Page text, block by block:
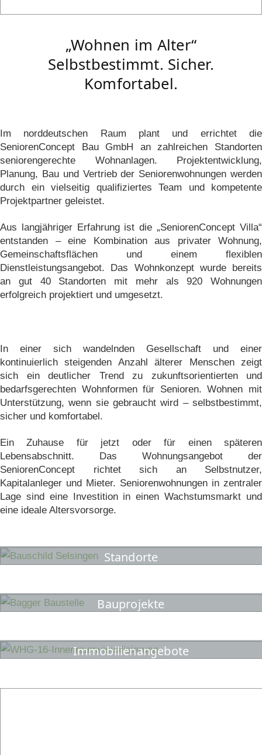
„Wohnen im Alter“
Selbstbestimmt. Sicher.
Komfortabel.
Im norddeutschen Raum plant und errichtet die
SeniorenConcept Bau GmbH an zahlreichen Standorten
seniorengerechte Wohnanlagen. Projektentwicklung,
Planung, Bau und Vertrieb der Seniorenwohnungen werden
durch ein vielseitig qualifiziertes Team und kompetente
Projektpartner geleistet.
Aus langjähriger Erfahrung ist die „SeniorenConcept Villa“
entstanden – eine Kombination aus privater Wohnung,
Gemeinschaftsflächen und einem flexiblen
Dienstleistungsangebot. Das Wohnkonzept wurde bereits
an gut 40 Standorten mit mehr als 920 Wohnungen
erfolgreich projektiert und umgesetzt.
In einer sich wandelnden Gesellschaft und einer
kontinuierlich steigenden Anzahl älterer Menschen zeigt
sich ein deutlicher Trend zu zukunftsorientierten und
bedarfsgerechten Wohnformen für Senioren. Wohnen mit
Unterstützung, wenn sie gebraucht wird – selbstbestimmt,
sicher und komfortabel.
Ein Zuhause für jetzt oder für einen späteren
Lebensabschnitt. Das Wohnungsangebot der
SeniorenConcept richtet sich an Selbstnutzer,
Kapitalanleger und Mieter. Seniorenwohnungen in zentraler
Lage sind eine Investition in einen Wachstumsmarkt und
eine ideale Altersvorsorge.
Standorte
Bauprojekte
Immobilienangebote